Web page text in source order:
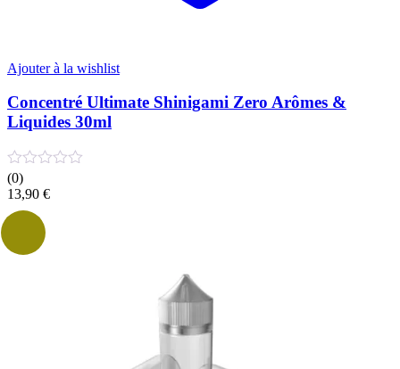
Ajouter à la wishlist
Concentré Ultimate Shinigami Zero Arômes &
Liquides 30ml
(0)
13,90 €